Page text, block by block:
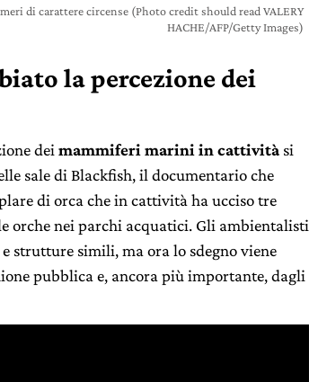
di carattere circense (Photo credit should read VALERY
HACHE/AFP/Getty Images)
la percezione dei
dei mammiferi marini in cattività si
sale di Blackfish, il documentario che
di orca che in cattività ha ucciso tre
orche nei parchi acquatici. Gli ambientalisti
strutture simili, ma ora lo sdegno viene
pubblica e, ancora più importante, dagli